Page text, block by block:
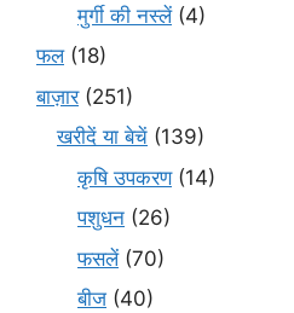
मुर्गी की नस्लें(4)
फल(18)
बाज़ार(251)
खरीदें या बेचें (139)
कृषि उपकरण(14)
पशुधन (26)
फसलें(70)
बीज (40)